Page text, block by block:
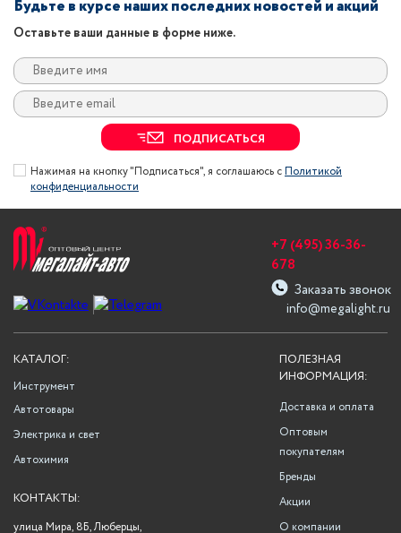
Будьте в курсе наших последних новостей и акций
Оставьте ваши данные в форме ниже.
ПОДПИСАТЬСЯ
Нажимая на кнопку "Подписаться", я соглашаюсь сПолитикой
конфиденциальности
info@megalight.ru
+7 (495) 36-36-
678
Заказать звонок
ПОЛЕЗНАЯ
ИНФОРМАЦИЯ:
Доставка и оплата
Оптовым
покупателям
Бренды
Акции
О компании
КАТАЛОГ:
Инструмент
Автотовары
Электрика и свет
Автохимия
КОНТАКТЫ:
улица Мира, 8Б, Люберцы,